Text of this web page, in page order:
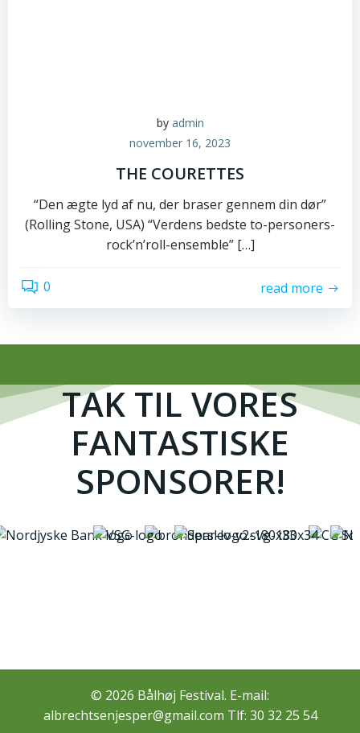
by admin
november 16, 2023
THE COURETTES
“Den ægte lyd af nu, der braser gennem din dør”
(Rolling Stone, USA) “Verdens bedste to-personers-
rock’n’roll-ensemble” […]
0 read more
TAK TIL VORES
FANTASTISKE
SPONSORER!
© 2026 Bålhøj Festival. E-mail:
albrechtsenjesper@gmail.com Tlf: 30 32 25 54